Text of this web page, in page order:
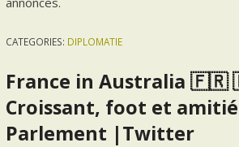
CATEGORIES: DIPLOMATIE
France in Australia
Croissant, foot et
Parlement |Twitter